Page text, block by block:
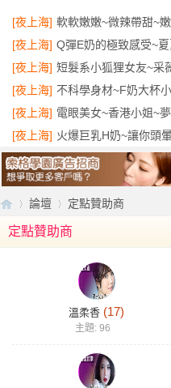
[夜上海] 軟軟嫩嫩~微辣帶甜~
[夜上海] Q彈E奶的極致感受~
[夜上海] 短髮系小狐狸女友~采
[夜上海] 不科學身材~F奶大杯
[夜上海] 電眼美女~香港小姐~
[夜上海] 火爆巨乳H奶~讓你頭
論壇 定點贊助商
定點贊助商
溫柔香 (17)
主題: 96